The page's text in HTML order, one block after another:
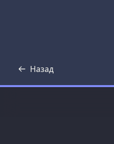
Назад
Стенограмма